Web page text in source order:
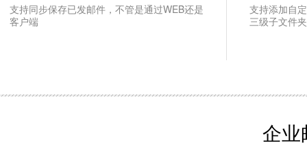
支持同步保存已发邮件，不管是通过WEB还是
客户端
支持添加自
三级子文件夹
企业